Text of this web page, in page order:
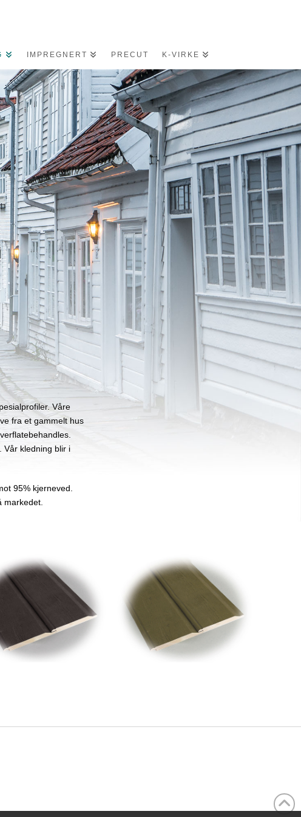
IMPREGNERT PRECUT K-VIRKE
Våre
fra et gammelt hus
Vår kledning blir i
95% kjerneved.